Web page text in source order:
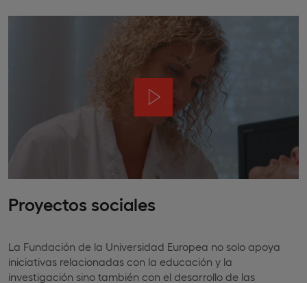
Proyectos sociales
La Fundación de la Universidad Europea no solo apoya
iniciativas relacionadas con la educación y la
investigación sino también con el desarrollo de las